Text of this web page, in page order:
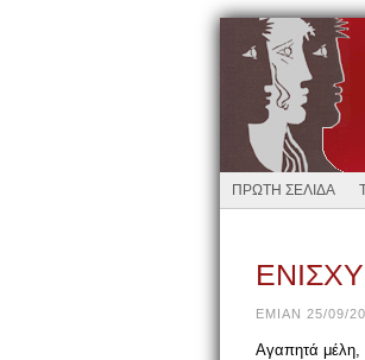
ΠΡΩΤΗ ΣΕΛΙΔΑ
EMIAN 25/09/
Αγαπητά μέλη,